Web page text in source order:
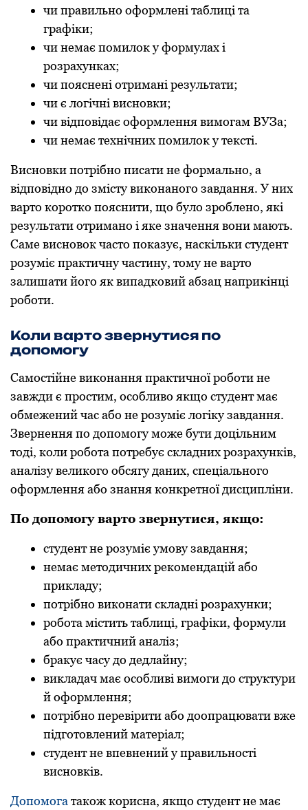
чи правильно оформлені таблиці та
графіки;
чи немає помилок у формулах і
розрахунках;
чи пояснені отримані результати;
чи є логічні висновки;
чи відповідає оформлення вимогам ВУЗа;
чи немає технічних помилок у тексті.
Висновки потрібно писати не формально, а
відповідно до змісту виконаного завдання. У них
варто коротко пояснити, що було зроблено, які
результати отримано і яке значення вони мають.
Саме висновок часто показує, наскільки студент
розуміє практичну частину, тому не варто
залишати його як випадковий абзац наприкінці
роботи.
Коли варто звернутися по
допомогу
Самостійне виконання практичної роботи не
завжди є простим, особливо якщо студент має
обмежений час або не розуміє логіку завдання.
Звернення по допомогу може бути доцільним
тоді, коли робота потребує складних розрахунків,
аналізу великого обсягу даних, спеціального
оформлення або знання конкретної дисципліни.
По допомогу варто звернутися, якщо:
студент не розуміє умову завдання;
немає методичних рекомендацій або
прикладу;
потрібно виконати складні розрахунки;
робота містить таблиці, графіки, формули
або практичний аналіз;
бракує часу до дедлайну;
викладач має особливі вимоги до структури
й оформлення;
потрібно перевірити або доопрацювати вже
підготовлений матеріал;
студент не впевнений у правильності
висновків.
Допомогатакож корисна, якщо студент не має